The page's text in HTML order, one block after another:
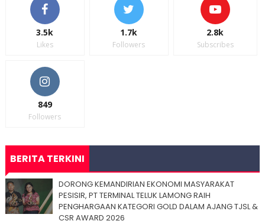
3.5k
Likes
1.7k
Followers
2.8k
Subscribes
849
Followers
BERITA TERKINI
DORONG KEMANDIRIAN EKONOMI MASYARAKAT
PESISIR, PT TERMINAL TELUK LAMONG RAIH
PENGHARGAAN KATEGORI GOLD DALAM AJANG TJSL &
CSR AWARD 2026